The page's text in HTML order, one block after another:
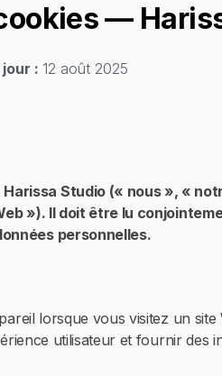
—
: 12 août 2025
Studio (« nous », «
»). Il doit être lu
personnelles.
lorsque vous visitez un
utilisateur et fournir des